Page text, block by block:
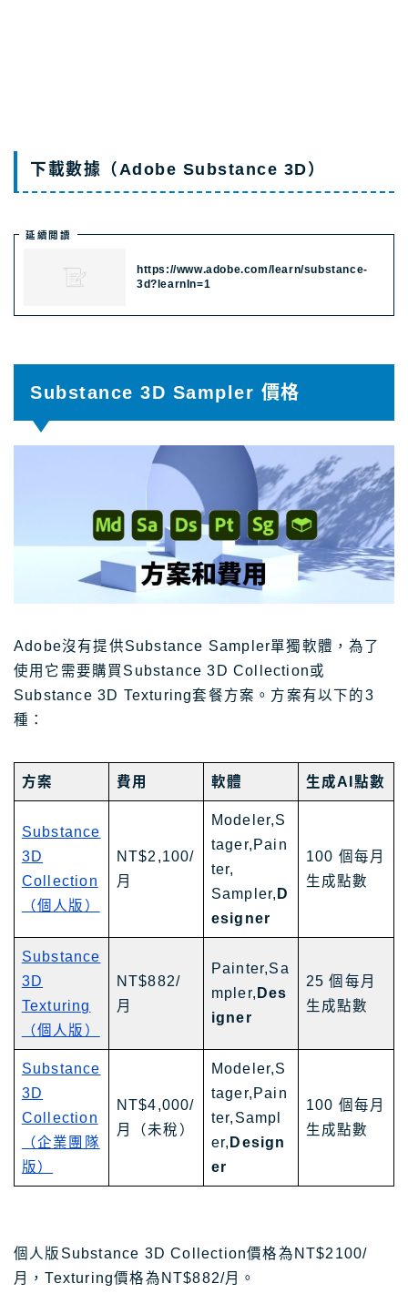
下載數據（Adobe Substance 3D）
延續閲讀
https://www.adobe.com/learn/substance-
3d?learnIn=1
Substance 3D Sampler 價格
Adobe沒有提供Substance Sampler單獨軟體，為了
使用它需要購買Substance 3D Collection或
Substance 3D Texturing套餐方案。方案有以下的3
種：
方案 費用 軟體 生成AI點數
Substance
3D
Collection
（個人版）
NT$2,100/
月
Modeler,S
tager,Pain
ter,
Sampler, D
esigner
100 個每月
生成點數
Substance
3D
Texturing
（個人版）
NT$882/
月
Painter,Sa
mpler, Des
igner
25 個每月
生成點數
Substance
3D
Collection
（企業團隊
版）
NT$4,000/
月（未稅）
Modeler,S
tager,Pain
ter,Sampl
er, Design
er
100 個每月
生成點數
個人版Substance 3D Collection價格為NT$2100/
月，Texturing價格為NT$882/月。